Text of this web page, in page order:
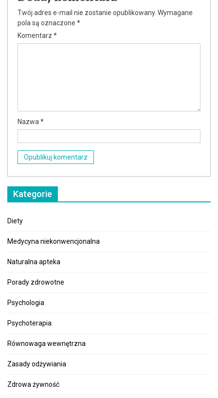
Twój adres e-mail nie zostanie opublikowany. Wymagane
pola są oznaczone *
Komentarz *
Nazwa *
Kategorie
Diety
Medycyna niekonwencjonalna
Naturalna apteka
Porady zdrowotne
Psychologia
Psychoterapia
Równowaga wewnętrzna
Zasady odżywiania
Zdrowa żywność